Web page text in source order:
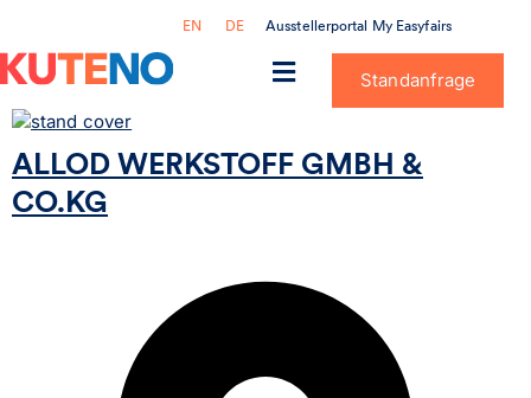
EN DE Ausstellerportal My Easyfairs
Standanfrage
ALLOD WERKSTOFF GMBH &
CO.KG